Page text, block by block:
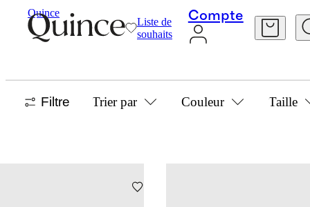
Quince
Liste de
souhaits
Compte
Hauts
HAUTS POUR PETIT GARÇON
Filtre Trier par Couleur Taille